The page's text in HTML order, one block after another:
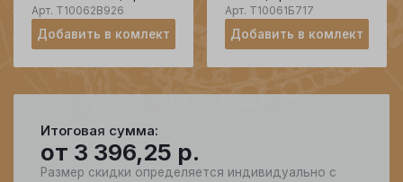
золото 585 проба
Арт. Т10062В926
Добавить в комлект
585 проба
Арт. Т10061Б717
Добавить в комлект
Итоговая сумма:
от 3 396,25 р.
Размер скидки определяется индивидуально с